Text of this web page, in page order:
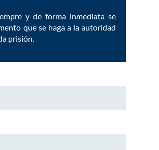
y de forma inmediata se
que se haga a la autoridad
prisión.